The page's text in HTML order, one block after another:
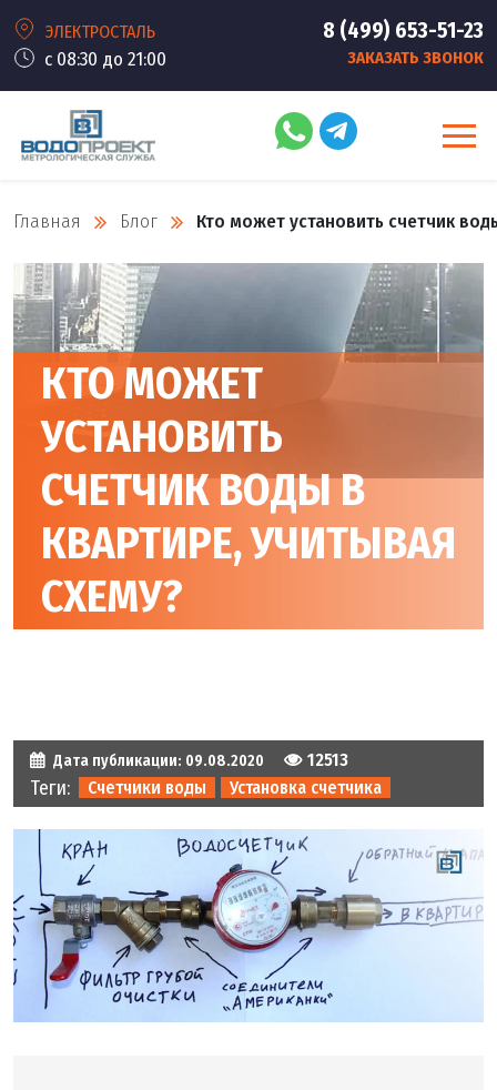
ЭЛЕКТРОСТАЛЬ
с 08:30 до 21:00
8 (499) 653-51-23
ЗАКАЗАТЬ ЗВОНОК
Главная Блог Кто может установить счетчик
КТО МОЖЕТ
УСТАНОВИТЬ
СЧЕТЧИК ВОДЫ В
КВАРТИРЕ, УЧИТЫВАЯ
СХЕМУ?
Дата публикации: 09.08.2020 12513
Теги: Счетчики воды Установка счетчика